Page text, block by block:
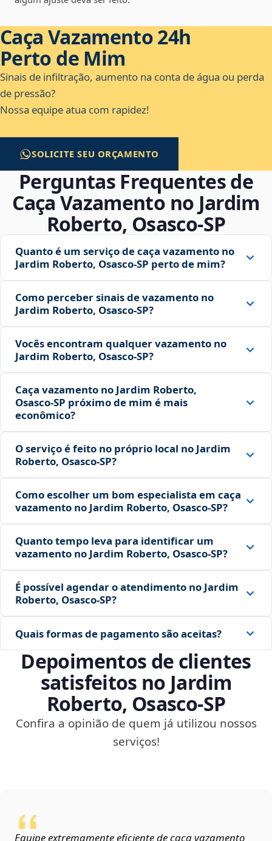
Caça Vazamento 24h
Perto de Mim
Sinais de infiltração, aumento na conta de água ou perda
de pressão?
Nossa equipe atua com rapidez!
SOLICITE SEU ORÇAMENTO
Perguntas Frequentes de
Caça Vazamento no Jardim
Roberto, Osasco‑SP
Quanto é um serviço de caça vazamento no
Jardim Roberto, Osasco‑SP perto de mim?
Como perceber sinais de vazamento no
Jardim Roberto, Osasco‑SP?
Vocês encontram qualquer vazamento no
Jardim Roberto, Osasco‑SP?
Caça vazamento no Jardim Roberto,
Osasco‑SP próximo de mim é mais
econômico?
O serviço é feito no próprio local no Jardim
Roberto, Osasco‑SP?
Como escolher um bom especialista em caça
vazamento no Jardim Roberto, Osasco‑SP?
Quanto tempo leva para identificar um
vazamento no Jardim Roberto, Osasco‑SP?
É possível agendar o atendimento no Jardim
Roberto, Osasco‑SP?
Quais formas de pagamento são aceitas?
Depoimentos de clientes
satisfeitos no Jardim
Roberto, Osasco‑SP
Confira a opinião de quem já utilizou nossos
serviços!
Equipe extremamente eficiente de caça vazamento